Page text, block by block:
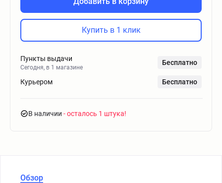
Купить в 1 клик
Пункты выдачи
Сегодня, в 1 магазине
Бесплатно
Курьером Бесплатно
В наличии - осталось 1 штука
Обзор